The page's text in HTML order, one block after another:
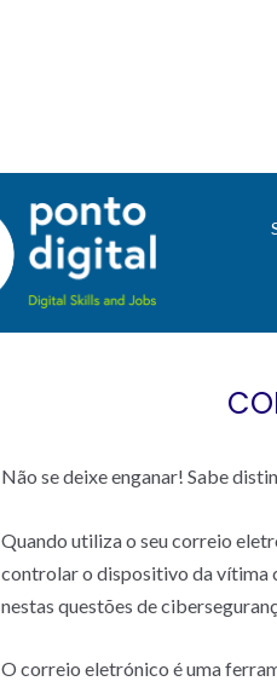
Não se deixe enganar! Sabe
Quando utiliza o seu correio
controlar o dispositivo da vítima
nestas questões de
O correio eletrónico é uma